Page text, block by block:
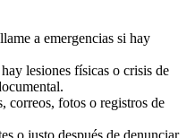
a emergencias si hay
lesiones físicas o crisis de
correos, fotos o registros de
o justo después de denunciar,